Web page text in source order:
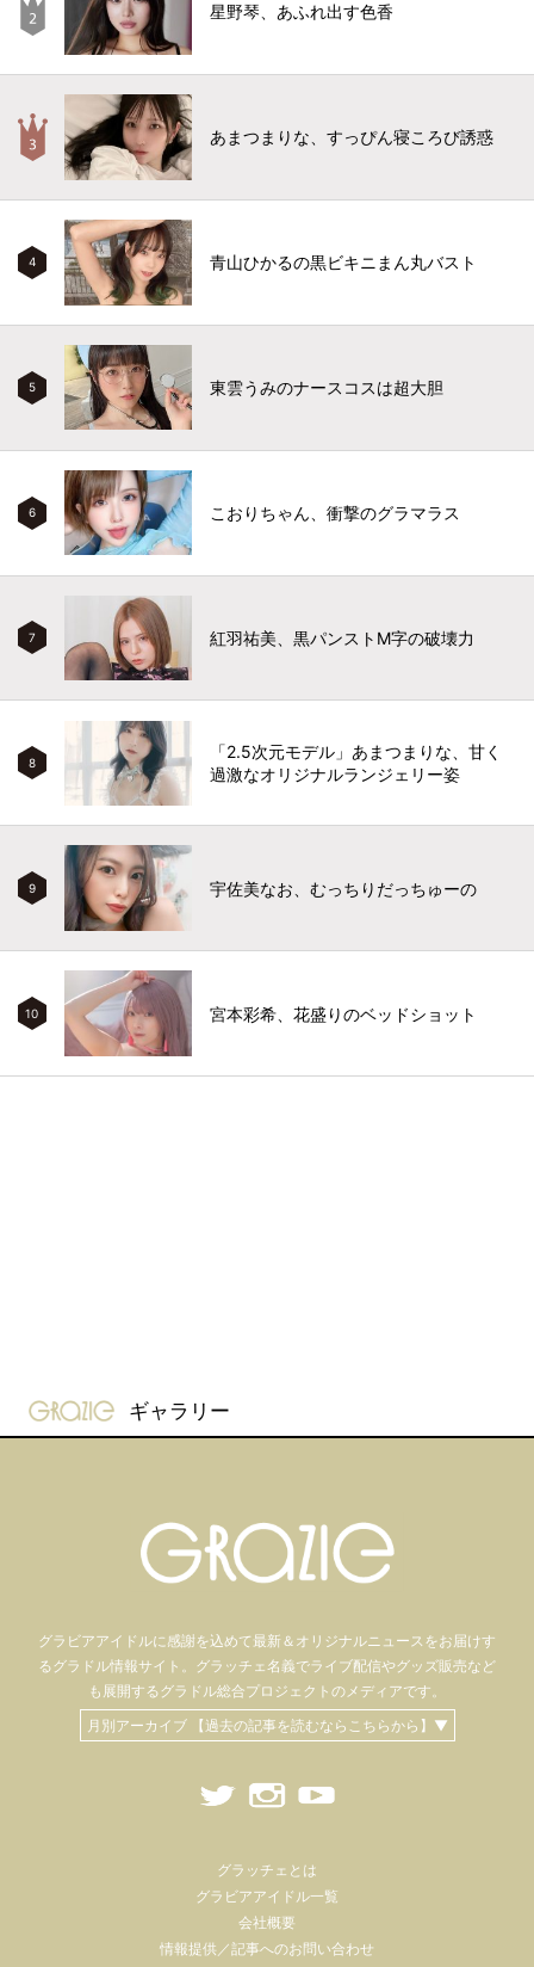
星野琴、あふれ出す色香
あまつまりな、すっぴん寝ころび誘惑
4 青山ひかるの黒ビキニまん丸バスト
5 東雲うみのナースコスは超大胆
6 こおりちゃん、衝撃のグラマラス
7 紅羽祐美、黒パンストM字の破壊力
8
「2.5次元モデル」あまつまりな、甘く
過激なオリジナルランジェリー姿
9 宇佐美なお、むっちりだっちゅーの
10 宮本彩希、花盛りのベッドショット
gravure-grazie
ギャラリー
グラビアアイドルに感謝を込めて最新＆オリジナルニュースをお届けす
るグラドル情報サイト。 グラッチェ名義でライブ配信やグッズ販売など
も 展開するグラドル総合プロジェクトのメディアです。
月別アーカイブ 【過去の記事を読むならこちらから】▼
グラッチェとは
グラビアアイドル一覧
会社概要
情報提供／記事へのお問い合わせ